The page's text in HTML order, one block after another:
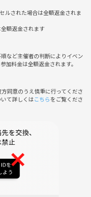
安を教えてください！
連付けたり、解釈はご自由
らと思います。
ょう！
ルされた場合は全額返金されま
額返金されます
など主催者の判断によりイベン
加料金は全額返金されます。
同意のうえ慎重に行ってくださ
て詳しくはこちらをご覧くださ